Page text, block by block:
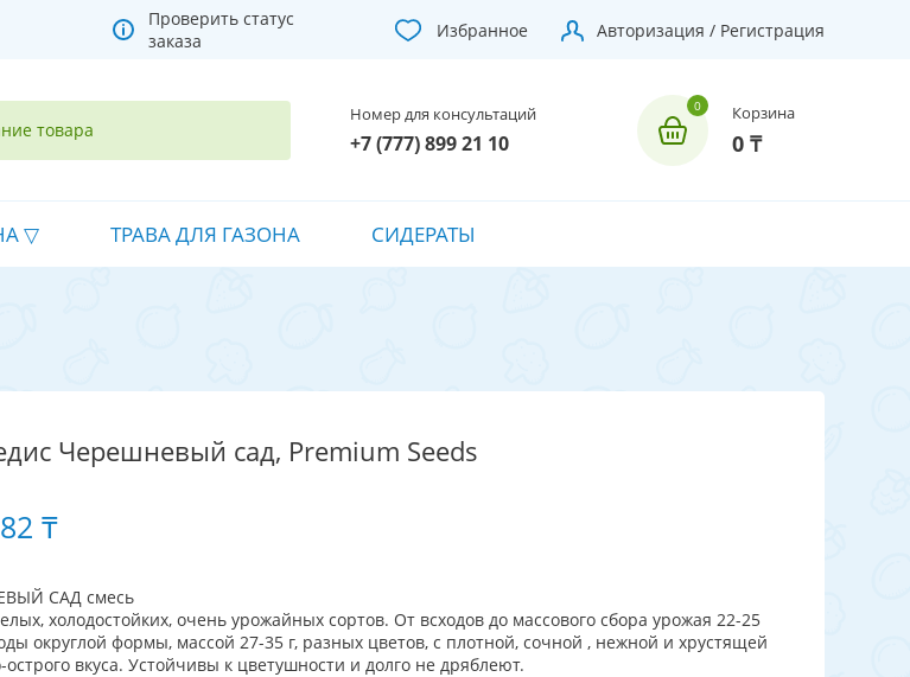
Проверить статус
заказа
Избранное Авторизация / Регистрация
Номер для консультаций
+7 (777) 899 21 10
Корзина
0 ₸
ТРАВА ДЛЯ ГАЗОНА СИДЕРАТЫ
Черешневый сад, Premium Seeds
₸
САД смесь
холодостойких, очень урожайных сортов. От всходов до массового сбора урожая 22-25
округлой формы, массой 27-35 г, разных цветов, с плотной, сочной , нежной и хрустящей
острого вкуса. Устойчивы к цветушности и долго не дряблеют.